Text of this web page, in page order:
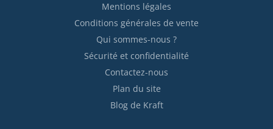
Mentions légales
Conditions générales de vente
Qui sommes-nous ?
Sécurité et confidentialité
Contactez-nous
Plan du site
Blog de Kraft